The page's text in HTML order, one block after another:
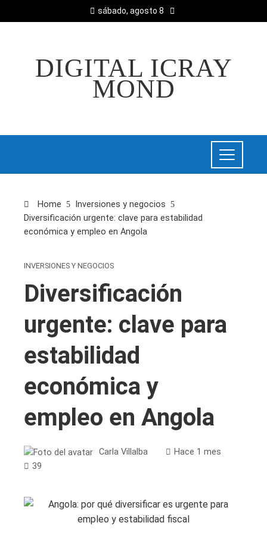
sábado, agosto 8
DIGITAL ICRAY
MOND
Home
Inversiones y negocios
Diversificación urgente: clave para estabilidad
económica y empleo en Angola
INVERSIONES Y NEGOCIOS
Diversificación
urgente: clave para
estabilidad
económica y
empleo en Angola
Carla Villalba
Hace 1 mes
39